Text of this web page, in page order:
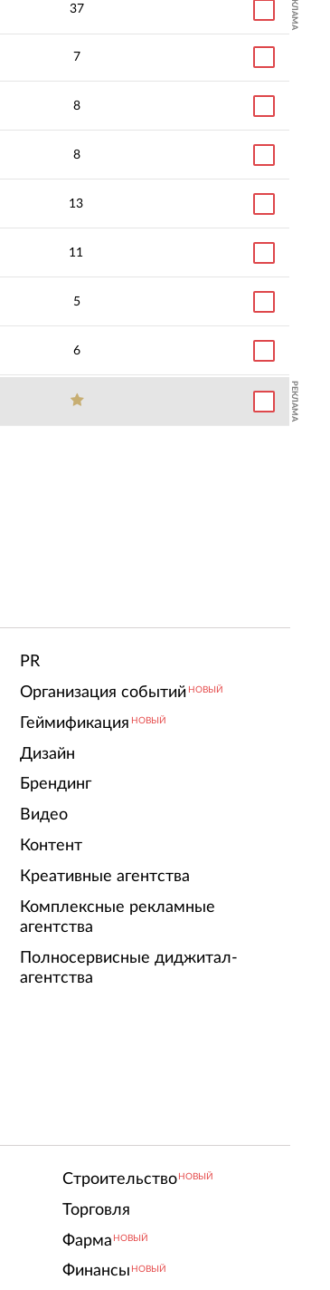
37 РЕКЛАМА
7
8
8
13
11
5
6
РЕКЛАМА
PR
Организация событий НОВЫЙ
Геймификация НОВЫЙ
Дизайн
Брендинг
Видео
Контент
Креативные агентства
Комплексные рекламные
агентства
Полносервисные диджитал-
агентства
Строительство НОВЫЙ
Торговля
Фарма НОВЫЙ
Финансы НОВЫЙ